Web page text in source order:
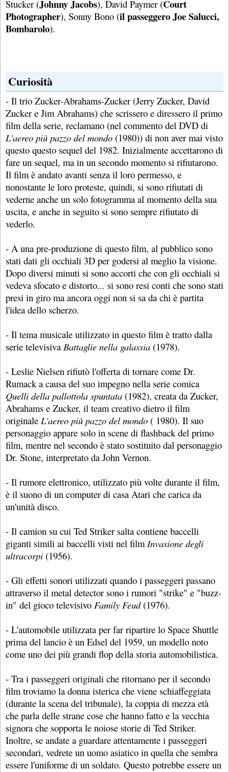
Stucker (Johnny Jacobs), David Paymer (Court
Photographer), Sonny Bono (il passeggero Joe Salucci,
Bombarolo).
Curiosità
- Il trio Zucker-Abrahams-Zucker (Jerry Zucker, David
Zucker e Jim Abrahams) che scrissero e diressero il primo
film della serie, reclamano (nel commento del DVD di
L'aereo più pazzo del mondo (1980)) di non aver mai visto
questo questo sequel del 1982. Inizialmente accettarono di
fare un sequel, ma in un secondo momento si rifiutarono.
Il film è andato avanti senza il loro permesso, e
nonostante le loro proteste, quindi, si sono rifiutati di
vederne anche un solo fotogramma al momento della sua
uscita, e anche in seguito si sono sempre rifiutato di
vederlo.
- A una pre-produzione di questo film, al pubblico sono
stati dati gli occhiali 3D per godersi al meglio la visione.
Dopo diversi minuti si sono accorti che con gli occhiali si
vedeva sfocato e distorto... si sono resi conti che sono stati
presi in giro ma ancora oggi non si sa da chi è partita
l'idea dello scherzo.
- Il tema musicale utilizzato in questo film è tratto dalla
serie televisiva Battaglie nella galassia (1978).
- Leslie Nielsen rifiutò l'offerta di tornare come Dr.
Rumack a causa del suo impegno nella serie comica
Quelli della pallottola spuntata (1982), creata da Zucker,
Abrahams e Zucker, il team creativo dietro il film
originale L'aereo più pazzo del mondo ( 1980). Il suo
personaggio appare solo in scene di flashback del primo
film, mentre nel secondo è stato sostituito dal personaggio
Dr. Stone, interpretato da John Vernon.
- Il rumore elettronico, utilizzato più volte durante il film,
è il suono di un computer di casa Atari che carica da
un'unità disco.
- Il camion su cui Ted Striker salta contiene baccelli
giganti simili ai baccelli visti nel film Invasione degli
ultracorpi (1956).
- Gli effetti sonori utilizzati quando i passeggeri passano
attraverso il metal detector sono i rumori "strike" e "buzz-
in" del gioco televisivo Family Feud(1976).
- L'automobile utilizzata per far ripartire lo Space Shuttle
prima del lancio è un Edsel del 1959, un modello noto
come uno dei più grandi flop della storia automobilistica.
- Tra i passeggeri originali che ritornano per il secondo
film troviamo la donna isterica che viene schiaffeggiata
(durante la scena del tribunale), la coppia di mezza età
che parla delle strane cose che hanno fatto e la vecchia
signora che sopporta le noiose storie di Ted Striker.
Inoltre, se andate a guardare attentamente i passeggeri
secondari, vedrete un uomo asiatico in quella che sembra
essere l'uniforme di un soldato. Questo potrebbe essere un